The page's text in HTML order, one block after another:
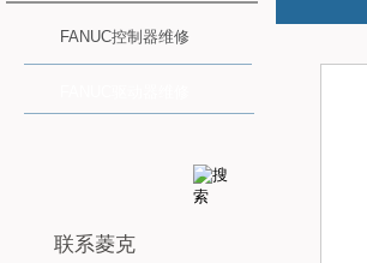
FANUC控制器维修
联系菱克